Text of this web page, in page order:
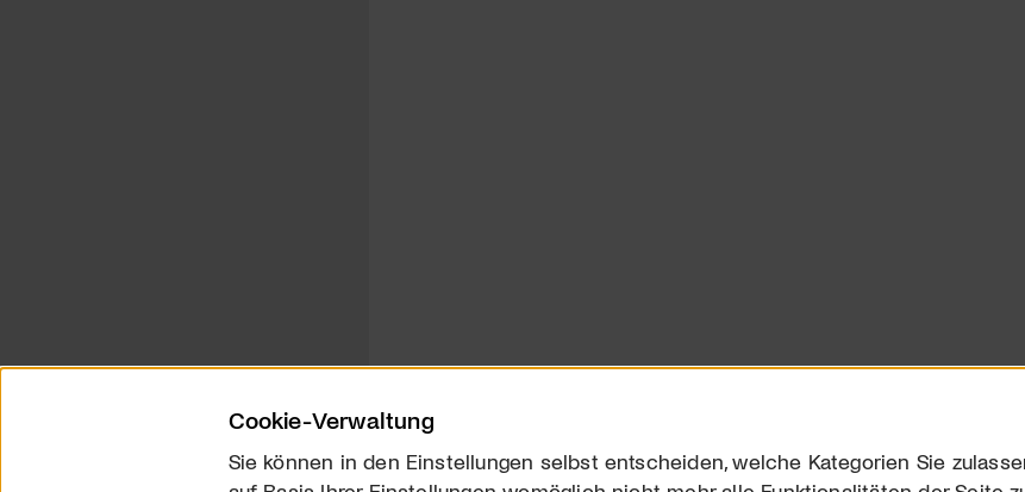
Cookie-Verwaltung
Sie können in den Einstellungen selbst entscheiden, welche Kategorien Sie